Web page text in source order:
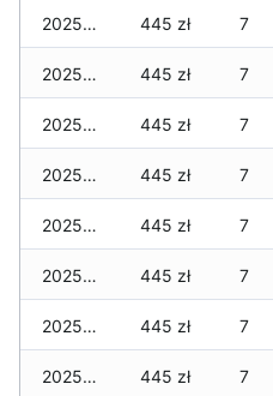
2025-11-26 445 zł 7
2025-11-25 445 zł 7
2025-11-24 445 zł 7
2025-11-23 445 zł 7
2025-11-22 445 zł 7
2025-11-21 445 zł 7
2025-11-20 445 zł 7
2025-11-19 445 zł 7